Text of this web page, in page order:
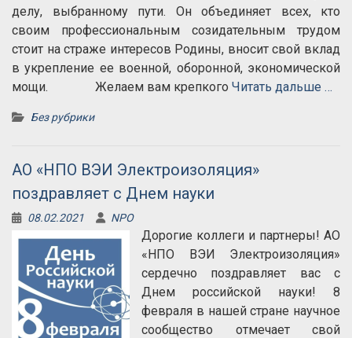
делу, выбранному пути. Он объединяет всех, кто
своим профессиональным созидательным трудом
стоит на страже интересов Родины, вносит свой вклад
в укрепление ее военной, оборонной, экономической
мощи. Желаем вам крепкого Читать дальше …
Без рубрики
АО «НПО ВЭИ Электроизоляция»
поздравляет с Днем науки
08.02.2021 NPO
Дорогие коллеги и партнеры! АО
«НПО ВЭИ Электроизоляция»
сердечно поздравляет вас с
Днем российской науки! 8
февраля в нашей стране научное
сообщество отмечает свой